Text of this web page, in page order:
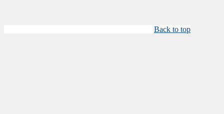
Back to top